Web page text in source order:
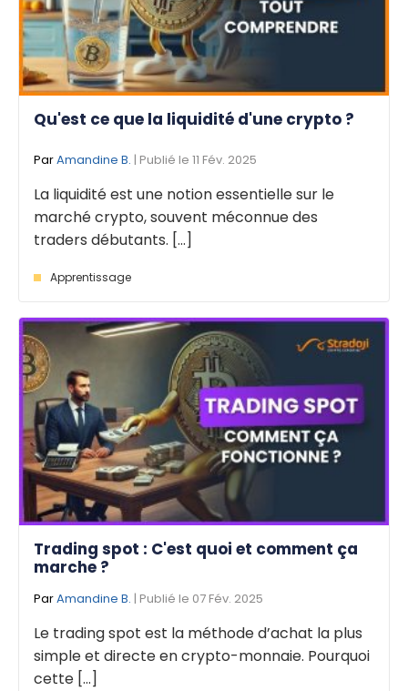
Qu'est ce que la liquidité d'une crypto ?
ParAmandine B. | Publié le 11 Fév. 2025
La liquidité est une notion essentielle sur le
marché crypto, souvent méconnue des
traders débutants. [...]
Apprentissage
Trading spot : C'est quoi et comment ça
marche ?
ParAmandine B. | Publié le 07 Fév. 2025
Le trading spot est la méthode d’achat la plus
simple et directe en crypto-monnaie. Pourquoi
cette [...]